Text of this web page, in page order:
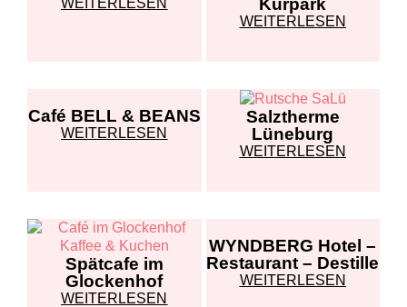
WEITERLESEN
Café BELL & BEANS
WEITERLESEN
Salztherme
Lüneburg
WEITERLESEN
Spätcafe im
Glockenhof
WEITERLESEN
WYNDBERG Hotel –
Restaurant – Destille
WEITERLESEN